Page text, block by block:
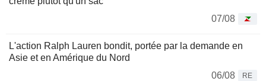
07/08
L'action Ralph Lauren bondit, portée par la demande en
Asie et en Amérique du Nord
06/08
RE